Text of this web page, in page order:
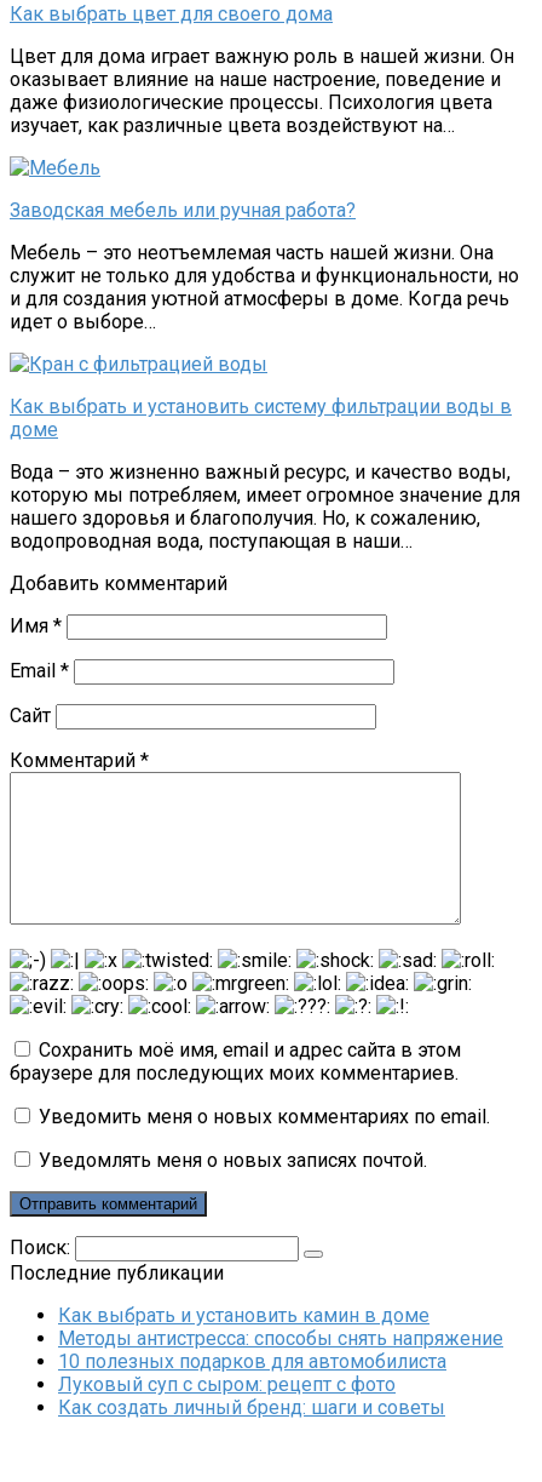
Как выбрать цвет для своего дома
Цвет для дома играет важную роль в нашей жизни. Он
оказывает влияние на наше настроение, поведение и
даже физиологические процессы. Психология цвета
изучает, как различные цвета воздействуют на…
Заводская мебель или ручная работа?
Мебель – это неотъемлемая часть нашей жизни. Она
служит не только для удобства и функциональности, но
и для создания уютной атмосферы в доме. Когда речь
идет о выборе…
Как выбрать и установить систему фильтрации воды в
доме
Вода – это жизненно важный ресурс, и качество воды,
которую мы потребляем, имеет огромное значение для
нашего здоровья и благополучия. Но, к сожалению,
водопроводная вода, поступающая в наши…
Добавить комментарий
Имя *
Email *
Сайт
Комментарий *
Сохранить моё имя, email и адрес сайта в этом
браузере для последующих моих комментариев.
Уведомить меня о новых комментариях по email.
Уведомлять меня о новых записях почтой.
Поиск:
Последние публикации
Как выбрать и установить камин в доме
Методы антистресса: способы снять напряжение
10 полезных подарков для автомобилиста
Луковый суп с сыром: рецепт с фото
Как создать личный бренд: шаги и советы